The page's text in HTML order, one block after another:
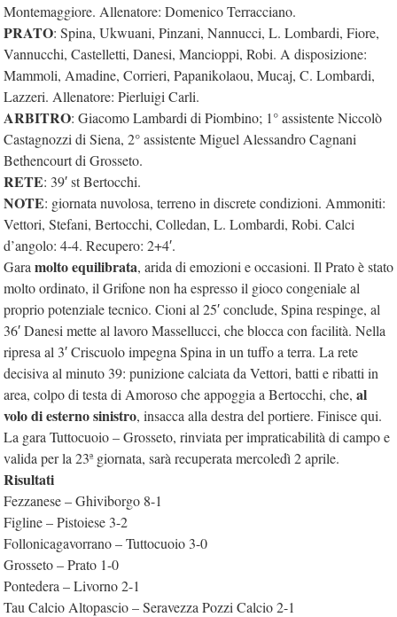
Montemaggiore. Allenatore: Domenico Terracciano.
PRATO: Spina, Ukwuani, Pinzani, Nannucci, L. Lombardi, Fiore,
Vannucchi, Castelletti, Danesi, Mancioppi, Robi. A disposizione:
Mammoli, Amadine, Corrieri, Papanikolaou, Mucaj, C. Lombardi,
Lazzeri. Allenatore: Pierluigi Carli.
ARBITRO: Giacomo Lambardi di Piombino; 1° assistente Niccolò
Castagnozzi di Siena, 2° assistente Miguel Alessandro Cagnani
Bethencourt di Grosseto.
RETE: 39′ st Bertocchi.
NOTE: giornata nuvolosa, terreno in discrete condizioni. Ammoniti:
Vettori, Stefani, Bertocchi, Colledan, L. Lombardi, Robi. Calci
d’angolo: 4-4. Recupero: 2+4′.
Gara molto equilibrata, arida di emozioni e occasioni. Il Prato è stato
molto ordinato, il Grifone non ha espresso il gioco congeniale al
proprio potenziale tecnico. Cioni al 25′ conclude, Spina respinge, al
36′ Danesi mette al lavoro Massellucci, che blocca con facilità. Nella
ripresa al 3′ Criscuolo impegna Spina in un tuffo a terra. La rete
decisiva al minuto 39: punizione calciata da Vettori, batti e ribatti in
area, colpo di testa di Amoroso che appoggia a Bertocchi, che, al
volo di esterno sinistro, insacca alla destra del portiere. Finisce qui.
La gara Tuttocuoio – Grosseto, rinviata per impraticabilità di campo e
valida per la 23ª giornata, sarà recuperata mercoledì 2 aprile.
Risultati
Fezzanese – Ghiviborgo 8-1
Figline – Pistoiese 3-2
Follonicagavorrano – Tuttocuoio 3-0
Grosseto – Prato 1-0
Pontedera – Livorno 2-1
Tau Calcio Altopascio – Seravezza Pozzi Calcio 2-1